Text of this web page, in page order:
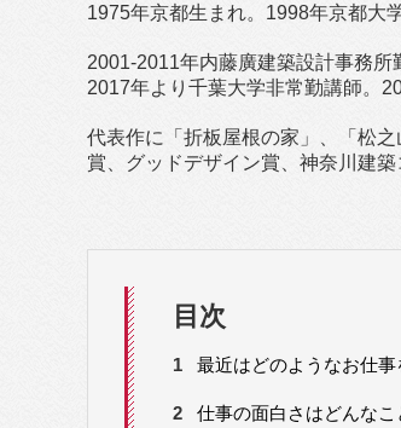
1975年京都生まれ。1998年京都大
2001-2011年内藤廣建築設計事務所
2017年より千葉大学非常勤講師。
代表作に「折板屋根の家」、「松
賞、グッドデザイン賞、神奈川建
目次
1 最近はどのようなお仕事
2 仕事の面白さはどんなこ